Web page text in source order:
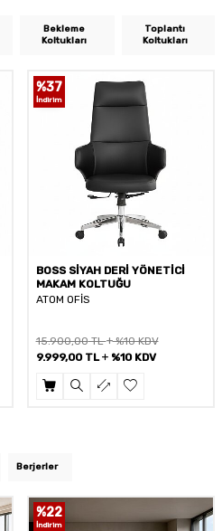
Bekleme
Koltukları
Toplantı
Koltukları
%39
İndirim
DRAGON 2D BEYAZ FİLELİ
YÖNETİCİ KOLTUĞU
ATOM OFİS
9.499,00TL %10 KDV
5.749,00 TL %10 KDV
Berjerler
%2
İndirim